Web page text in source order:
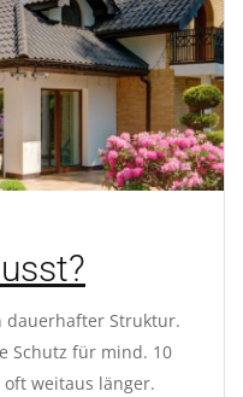
dauerhafter Struktur.
Schutz für mind. 10
weitaus länger.